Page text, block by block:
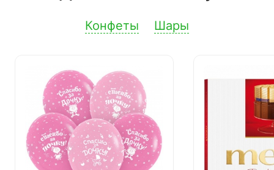
Конфеты Шары